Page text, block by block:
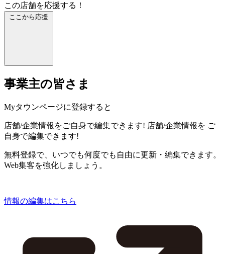
この店舗を応援する！
ここから応援
事業主の皆さま
Myタウンページに登録すると
店舗/企業情報をご自身で編集できます! 店舗/企業情報を ご
自身で編集できます!
無料登録で、いつでも何度でも自由に更新・編集できます。
Web集客を強化しましょう。
情報の編集はこちら